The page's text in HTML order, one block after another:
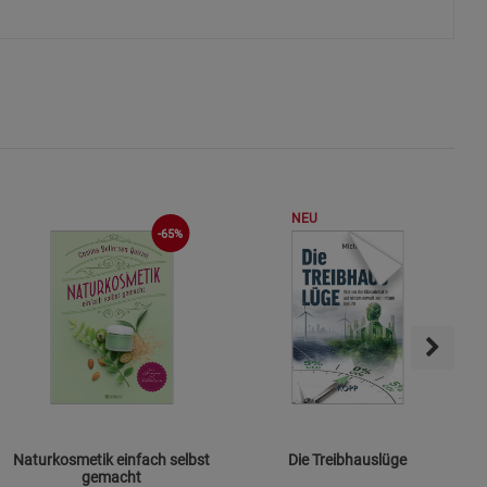
-65%
Naturkosmetik einfach selbst
gemacht
NEU
Die Treibhauslüge